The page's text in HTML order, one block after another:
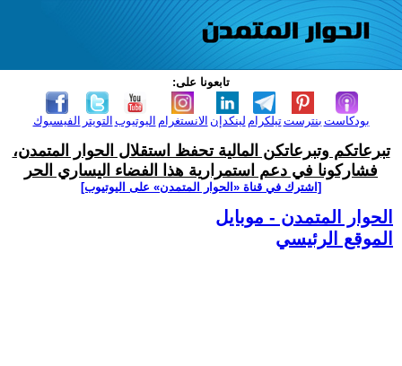
تابعونا على:
الفيسبوك التويتر اليوتيوب الانستغرام لينكدإن تيلكرامبنترست بودكاست
تبرعاتكم وتبرعاتكن المالية تحفظ استقلال الحوار المتمدن،
فشاركونا في دعم استمرارية هذا الفضاء اليساري الحر
[اشترك في قناة ‫«الحوار المتمدن» على اليوتيوب]
الحوار المتمدن - موبايل
الموقع الرئيسي